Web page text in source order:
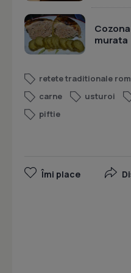
murata
retete traditionale
carne
usturoi
piftie
Îmi place